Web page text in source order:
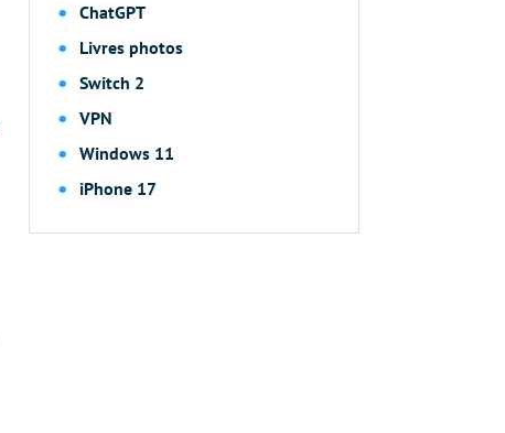
ChatGPT
Livres photos
Switch 2
VPN
Windows 11
iPhone 17